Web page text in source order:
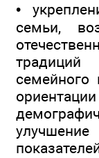
•
семьи,
семейного